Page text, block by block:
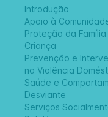
Introdução
Apoio à
Proteção da
Criança
Prevenção e
na Violência
Saúde e
Desviante
Serviços